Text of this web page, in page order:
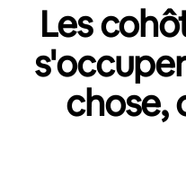
Les
chose,